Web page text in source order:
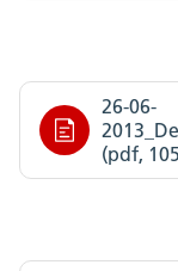
26-06-
(pdf,